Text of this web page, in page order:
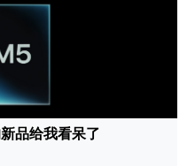
品给我看呆了